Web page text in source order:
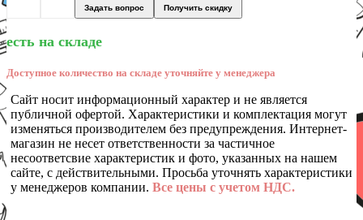
Задать вопрос Получить скидку
есть на складе
Доступное количество на складе уточняйте у менеджера
Сайт носит информационный характер и не является
публичной офертой. Характеристики и комплектация могут
изменяться производителем без предупреждения. Интернет-
магазин не несет ответственности за частичное
несоответсвие характеристик и фото, указанных на нашем
сайте, с действительными. Просьба уточнять характеристики
у менеджеров компании. Все цены с учетом НДС.